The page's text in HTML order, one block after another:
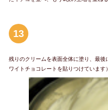
13
残りのクリームを表面全体に塗り、最
ワイトチョコレートを貼りつけています）